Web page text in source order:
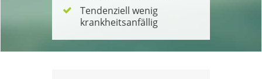
Tendenziell wenig
krankheitsanfällig